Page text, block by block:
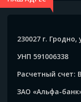
230027 г.
УНП 591006338
Расчетный счет:
ЗАО «Альфа-